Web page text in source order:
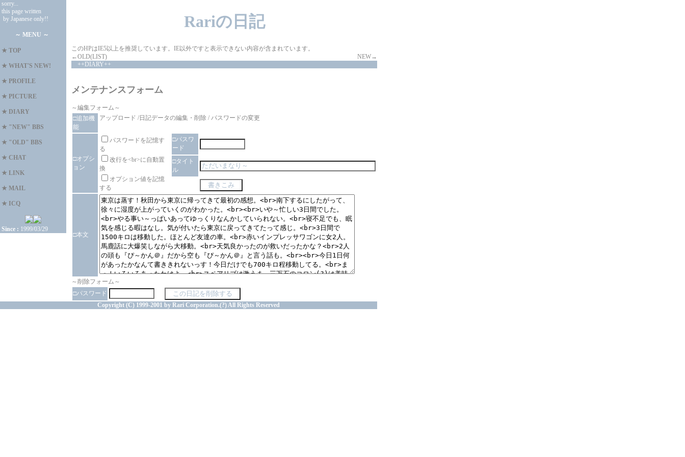
sorry...
this page written
by Japanese only!!
～ MENU ～
★ TOP
★ WHAT'S NEW!
★ PROFILE
★ PICTURE
★ DIARY
★ "NEW" BBS
★ "OLD" BBS
★ CHAT
★ LINK
★ MAIL
★ ICQ
Since : 1999/03/29
Rariの日記
このHPはIE5以上を推奨しています。IE以外ですと表示できない内容が含まれています。
←OLD(LIST)
NEW→
++DIARY++
メンテナンスフォーム
～編集フォーム～
□追加機
能
アップロード /日記データの編集・削除 / パスワードの変更
□オプシ
ョン
パスワードを記憶す
る
改行を<br>に自動置
換
オプション値を記憶
する
□パスワ
ード
□タイト
ル
□本文
～削除フォーム～
□パスワード
Copyright (C) 1999-2001 by Rari Corporation.(?) All Rights Reserved